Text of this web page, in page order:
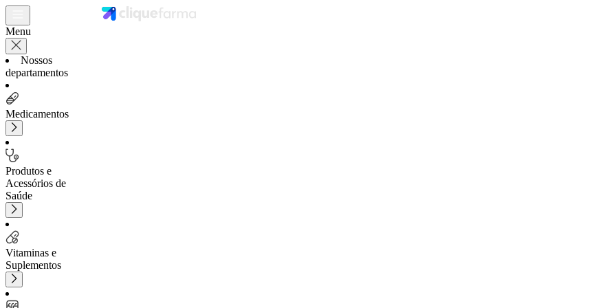
Menu
Nossos
departamentos
Medicamentos
Produtos e
Acessórios de
Saúde
Vitaminas e
Suplementos